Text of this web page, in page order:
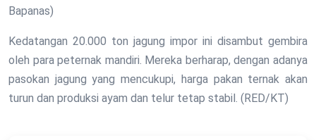
Bapanas)
Kedatangan 20.000 ton jagung impor ini disambut gembira
oleh para peternak mandiri. Mereka berharap, dengan adanya
pasokan jagung yang mencukupi, harga pakan ternak akan
turun dan produksi ayam dan telur tetap stabil. (RED/KT)